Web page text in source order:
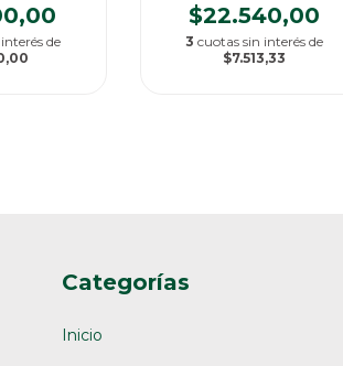
de
$22.540,00
3 cuotas sin interés de
$7.513,33
Categorías
Inicio